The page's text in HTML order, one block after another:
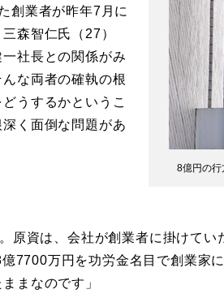
8億円の行
創業者が昨年7月に
森智仁氏（27）
社長との関係がみ
な両者の確執の根
うするかというこ
く面倒な問題があ
。原資は、会社が創業者に掛けて
7700万円を功労金名目で創業家
まなのです」